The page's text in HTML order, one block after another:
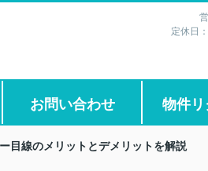
定休日
お問い合わせ 物件
目線のメリットとデメリットを解説